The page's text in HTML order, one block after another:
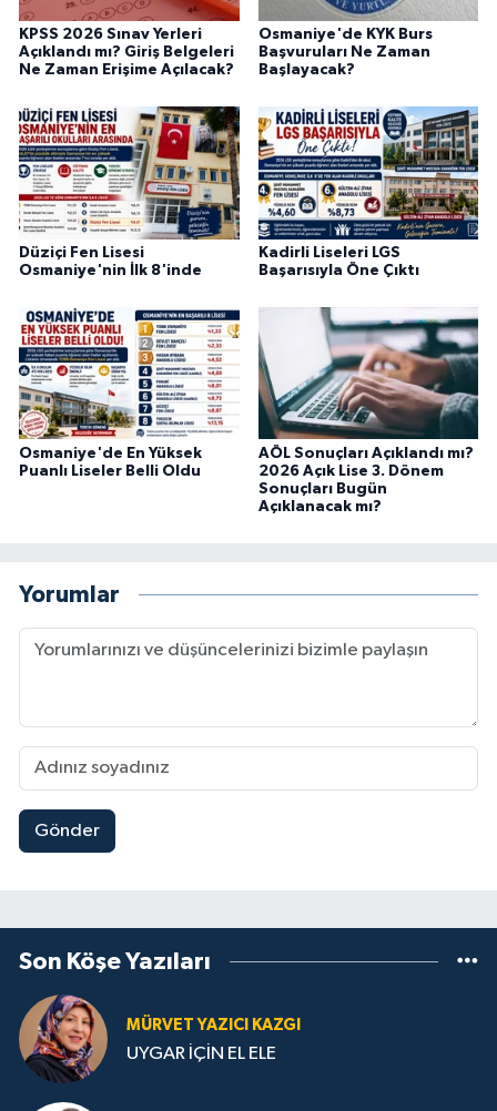
KPSS 2026 Sınav Yerleri
Açıklandı mı? Giriş Belgeleri
Ne Zaman Erişime Açılacak?
Osmaniye'de KYK Burs
Başvuruları Ne Zaman
Başlayacak?
Düziçi Fen Lisesi
Osmaniye'nin İlk 8'inde
Kadirli Liseleri LGS
Başarısıyla Öne Çıktı
Osmaniye'de En Yüksek
Puanlı Liseler Belli Oldu
AÖL Sonuçları Açıklandı mı?
2026 Açık Lise 3. Dönem
Sonuçları Bugün
Açıklanacak mı?
Yorumlar
Gönder
Son Köşe Yazıları
MÜRVET YAZICI KAZGI
UYGAR İÇİN EL ELE